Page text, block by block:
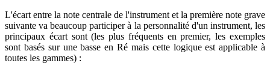
L'écart entre la note centrale de l'instrument et la première note grave
suivante va beaucoup participer à la personnalité d'un instrument, les
principaux écart sont (les plus fréquents en premier, les exemples
sont basés sur une basse en Ré mais cette logique est applicable à
toutes les gammes) :